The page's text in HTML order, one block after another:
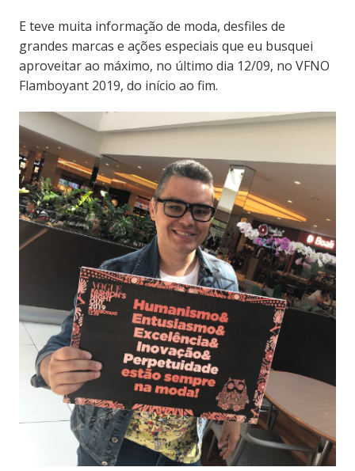
E teve muita informação de moda, desfiles de
grandes marcas e ações especiais que eu busquei
aproveitar ao máximo, no último dia 12/09, no VFNO
Flamboyant 2019, do início ao fim.